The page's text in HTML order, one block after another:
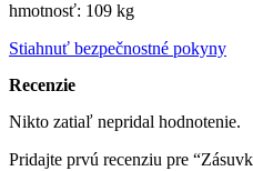
hmotnosť: 109 kg
Stiahnuť bezpečnostné pokyny
Recenzie
Nikto zatiaľ nepridal hodnotenie.
Pridajte prvú recenziu pre